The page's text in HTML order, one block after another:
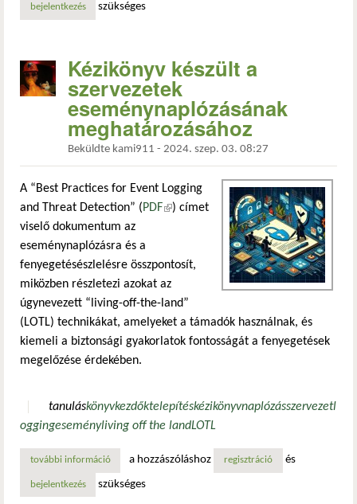
bejelentkezés szükséges
Kézikönyv készült a
szervezetek
eseménynaplózásának
meghatározásához
Beküldte kami911 - 2024. szep. 03. 08:27
A “Best Practices for Event Logging
and Threat Detection” (PDF(külső hivatkozás)
) címet
viselő dokumentum az
eseménynaplózásra és a
fenyegetésészlelésre összpontosít,
miközben részletezi azokat az
úgynevezett “living-off-the-land”
(LOTL) technikákat, amelyeket a támadók használnak, és
kiemeli a biztonsági gyakorlatok fontosságát a fenyegetések
megelőzése érdekében.
tanuláskönyvkezdőktelepítéskézikönyvnaplózásszervezetl
oggingeseményliving off the landLOTL
további információkézikönyv készült a szervezetek eseménynaplózásának
a hozzászóláshoz regisztráció és
bejelentkezés szükséges